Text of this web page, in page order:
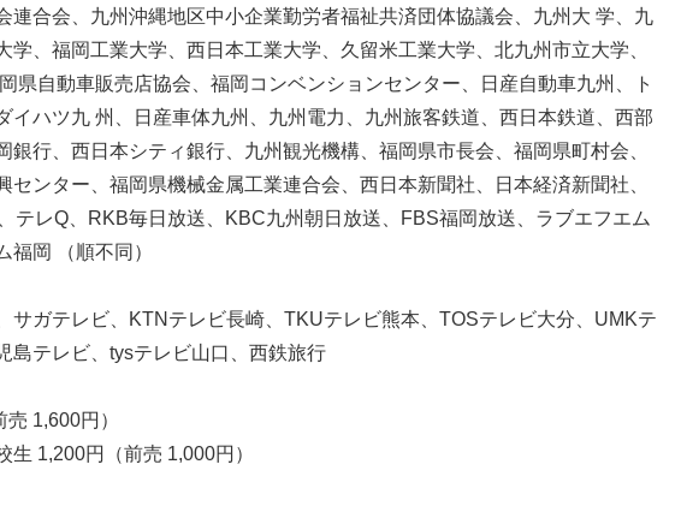
連合会、九州沖縄地区中小企業勤労者福祉共済団体協議会、九州大 学、九
学、福岡工業大学、西日本工業大学、久留米工業大学、北九州市立大学、
県自動車販売店協会、福岡コンベンションセンター、日産自動車九州、ト
イハツ九 州、日産車体九州、九州電力、九州旅客鉄道、西日本鉄道、西部
銀行、西日本シティ銀行、九州観光機構、福岡県市長会、福岡県町村会、
センター、福岡県機械金属工業連合会、西日本新聞社、日本経済新聞社、
テレQ、RKB毎日放送、KBC九州朝日放送、FBS福岡放送、ラブエフエム
福岡 （順不同）
サガテレビ、KTNテレビ長崎、TKUテレビ熊本、TOSテレビ大分、UMKテ
島テレビ、tysテレビ山口、西鉄旅行
売 1,600円）
生 1,200円（前売 1,000円）